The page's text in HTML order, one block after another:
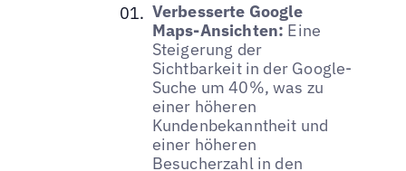
Verbesserte Google
Maps-Ansichten: Eine
Steigerung der
Sichtbarkeit in der Google-
Suche um 40%, was zu
einer höheren
Kundenbekanntheit und
einer höheren
Besucherzahl in den